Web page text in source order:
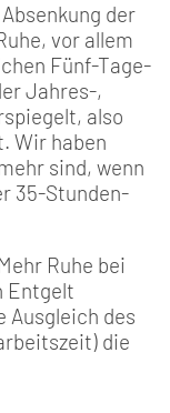
der
vor allem
Fünf-Tage-
Jahres-,
also
Wir haben
sind, wenn
35-Stunden-
Ruhe bei
Entgelt
Ausgleich des
die